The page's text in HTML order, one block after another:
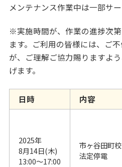
メンテナンス作業中は一部サ
※実施時間が、作業の進捗次
ます。 ご利用の皆様には、ご
が、ご理解ご協力賜りますよ
げます。
日時 内容
2025年
8月14日(木)
13:00～17:00
市ヶ谷田町
法定停電